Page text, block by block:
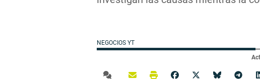
NEGOCIOS YT